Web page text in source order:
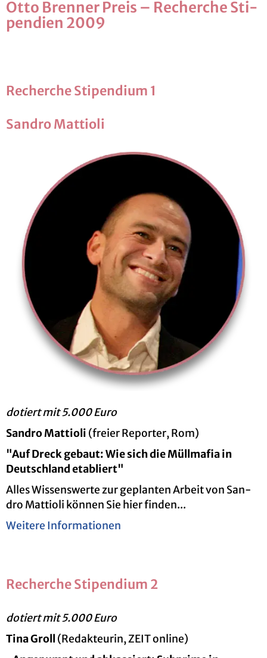
Otto Bren­ner Preis – Re­cher­che Sti­
pen­di­en 2009
Re­cher­che Sti­pen­di­um 1
San­dro Mat­tio­li
do­tiert mit 5.000 Euro
San­dro Mat­tio­li (frei­er Re­por­ter, Rom)
"Auf Dreck ge­baut: Wie sich die Müll­ma­fia in
Deutsch­land eta­bliert"
Alles Wis­sens­wer­te zur ge­plan­ten Ar­beit von San­
dro Mat­tio­li kön­nen Sie hier fin­den...
Wei­te­re In­for­ma­tio­nen
Re­cher­che Sti­pen­di­um 2
do­tiert mit 5.000 Euro
Tina Groll (Re­dak­teu­rin, ZEIT on­line)